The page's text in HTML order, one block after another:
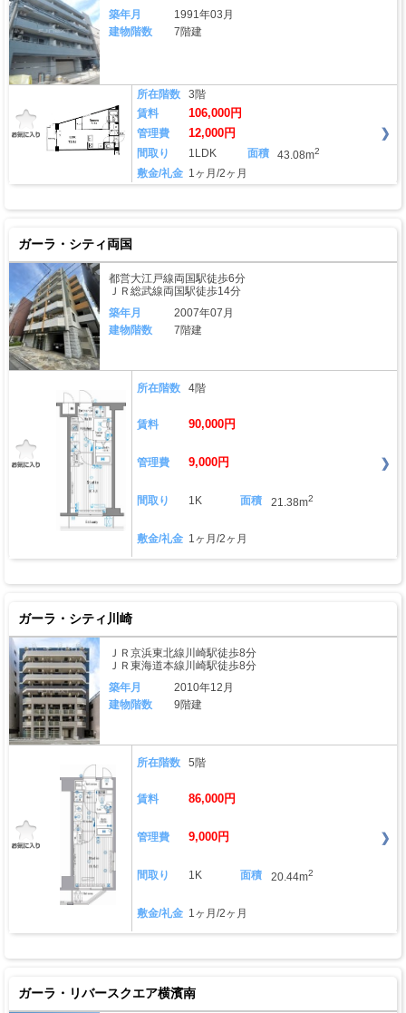
築年月
1991年03月
建物階数
7階建
所在階数
3階
賃料
106,000円
管理費 12,000円
間取り 1LDK 面積 43.08m2
敷金/礼金 1ヶ月/2ヶ月
ガーラ・シティ両国
都営大江戸線両国駅徒歩6分
ＪＲ総武線両国駅徒歩14分
築年月
2007年07月
建物階数
7階建
所在階数 4階
賃料 90,000円
管理費 9,000円
間取り 1K 面積 21.38m2
敷金/礼金 1ヶ月/2ヶ月
ガーラ・シティ川崎
ＪＲ京浜東北線川崎駅徒歩8分
ＪＲ東海道本線川崎駅徒歩8分
築年月
2010年12月
建物階数
9階建
所在階数 5階
賃料 86,000円
管理費 9,000円
間取り 1K 面積 20.44m2
敷金/礼金 1ヶ月/2ヶ月
ガーラ・リバースクエア横濱南